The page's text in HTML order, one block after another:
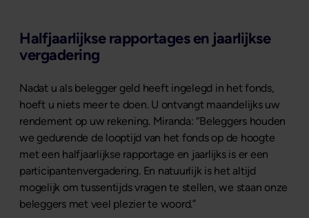
Halfjaarlijkse rapportages en jaarlijkse
vergadering
Nadat u als belegger geld heeft ingelegd in het fonds,
hoeft u niets meer te doen. U ontvangt maandelijks uw
rendement op uw rekening. Miranda: “Beleggers houden
we gedurende de looptijd van het fonds op de hoogte
met een halfjaarlijkse rapportage en jaarlijks is er een
participantenvergadering. En natuurlijk is het altijd
mogelijk om tussentijds vragen te stellen, we staan onze
beleggers met veel plezier te woord.”